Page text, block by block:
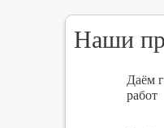
Наши
Даём
работ